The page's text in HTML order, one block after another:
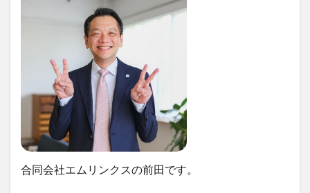
合同会社エムリンクスの前田です。